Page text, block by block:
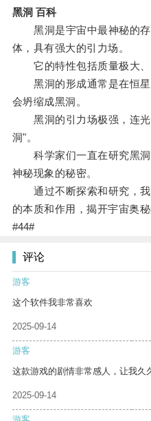
黑洞 百科
黑洞是宇宙中最神秘的存
体，具有强大的引力场。
它的特性包括质量极大、
黑洞的形成通常是在恒星
会坍缩成黑洞。
黑洞的引力场极强，连光
洞"。
科学家们一直在研究黑洞
神秘现象的秘密。
通过不断探索和研究，我
的本质和作用，揭开宇宙奥秘
#44#
评论
游客
这个软件我非常喜欢
2025-09-14
游客
这款游戏的剧情非常感人，让我久
2025-09-14